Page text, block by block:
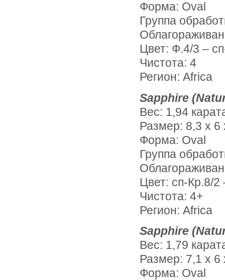
Форма: Oval
Группа
Цвет: Ф.4/3 –
Чистота: 4
Регион: Africa
Sapphire
Вес: 1,94
Размер: 8,3 х
Форма: Oval
Группа
Цвет: сп-Кр.8/2
Чистота: 4+
Регион: Africa
Sapphire
Вес: 1,79
Размер: 7,1 х
Форма: Oval